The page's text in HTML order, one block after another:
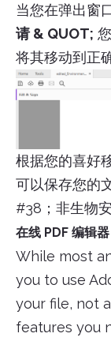
当您在弹出窗
请 & QUOT;
将其移动到正
根据您的喜好
可以保存您的
#38；非生物
在线 PDF 编辑器
While most
you to use
your file, not
features you